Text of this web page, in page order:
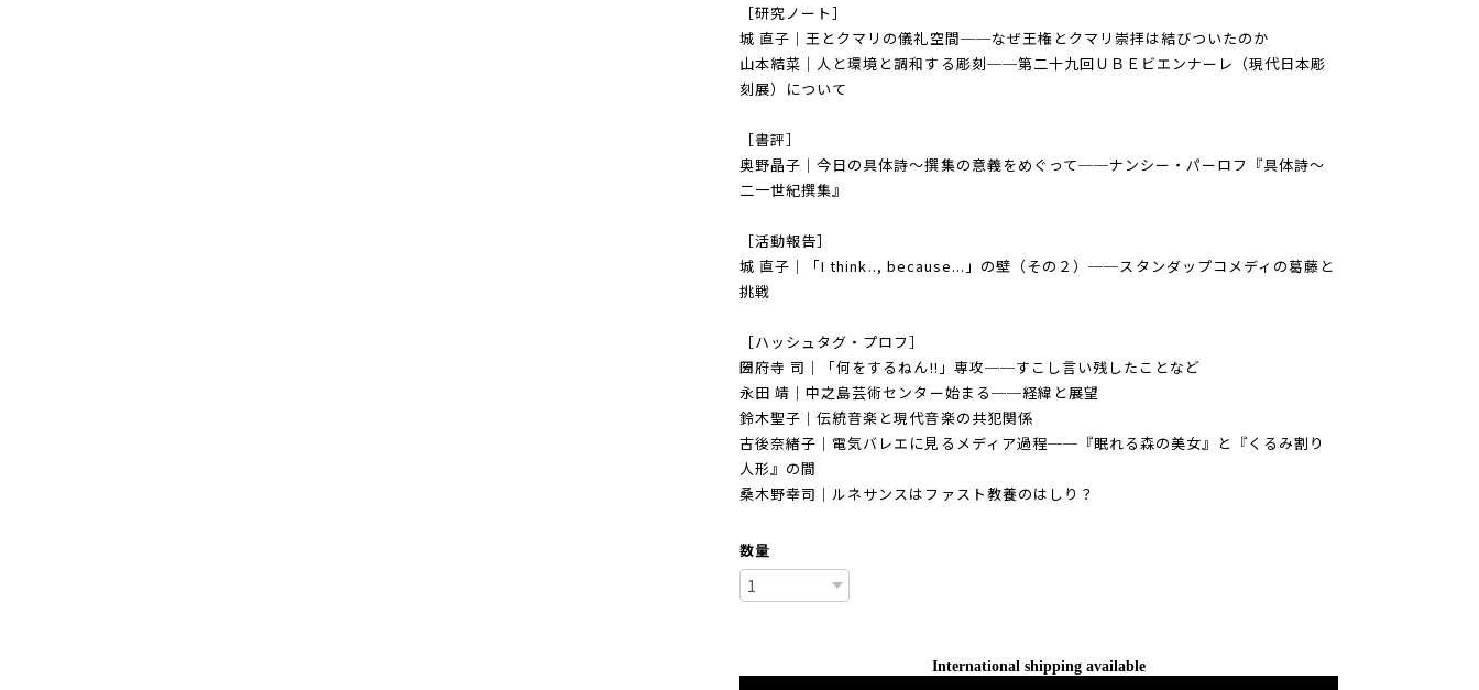
［研究ノート］
城 直子｜王とクマリの儀礼空間──なぜ王権とクマリ崇拝は結びついたのか
山本結菜｜人と環境と調和する彫刻──第二十九回ＵＢＥビエンナーレ（現代日本彫
刻展）について
［書評］
奥野晶子｜今日の具体詩〜撰集の意義をめぐって──ナンシー・パーロフ『具体詩〜
二一世紀撰集』
［活動報告］
城 直子｜「I think.., because...」の壁（その２）──スタンダップコメディの葛藤と
挑戦
［ハッシュタグ・プロフ］
圀府寺 司｜「何をするねん!!」専攻──すこし言い残したことなど
永田 靖｜中之島芸術センター始まる──経緯と展望
鈴木聖子｜伝統音楽と現代音楽の共犯関係
古後奈緒子｜電気バレエに見るメディア過程──『眠れる森の美女』と『くるみ割り
人形』の間
桑木野幸司｜ルネサンスはファスト教養のはしり？
数量
International shipping available